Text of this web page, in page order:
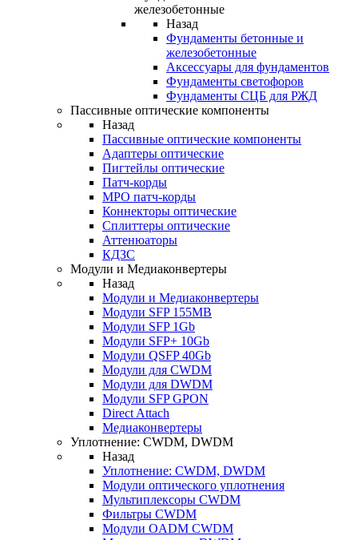
железобетонные
Назад
Фундаменты бетонные и
железобетонные
Аксессуары для фундаментов
Фундаменты светофоров
Фундаменты СЦБ для РЖД
Пассивные оптические компоненты
Назад
Пассивные оптические компоненты
Адаптеры оптические
Пигтейлы оптические
Патч-корды
MPO патч-корды
Коннекторы оптические
Сплиттеры оптические
Аттенюаторы
КДЗС
Модули и Медиаконвертеры
Назад
Модули и Медиаконвертеры
Модули SFP 155MB
Модули SFP 1Gb
Модули SFP+ 10Gb
Модули QSFP 40Gb
Модули для CWDM
Модули для DWDM
Модули SFP GPON
Direct Attach
Медиаконвертеры
Уплотнение: CWDM, DWDM
Назад
Уплотнение: CWDM, DWDM
Модули оптического уплотнения
Мультиплексоры CWDM
Фильтры CWDM
Модули OADM CWDM